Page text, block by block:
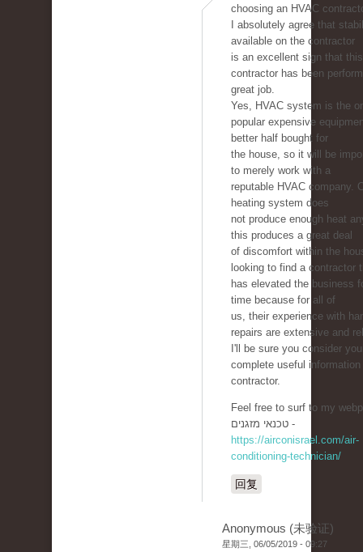
choosing an HVAC
I absolutely agree that
available on the contractor
is an excellent sign that this
contractor has been
great job.
Yes, HVAC system is the
popular expensive
better half bought for
the house, so it will be
to merely work with a
reputable HVAC company.
heating system does
not produce enough heat
this produces a great deal
of discomfort within the
looking to find a contractor
has elevated the business
time because for all of
us, their experience with
repairs are extensive and
I'll be sure you consider
complete useful information
contractor.
Feel free to surf to my
טכנאי מזגנים -
https://airconisrael.com/air-
conditioning-technician/
回复
Anonymous (未验证)
星期三, 06/05/2019 - 09:27